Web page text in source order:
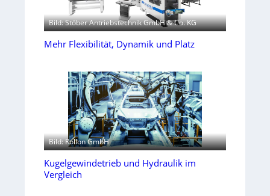
Bild: Stöber Antriebstechnik GmbH & Co. KG
Mehr Flexibilität, Dynamik und Platz
Bild: Rollon GmbH
Kugelgewindetrieb und Hydraulik im
Vergleich